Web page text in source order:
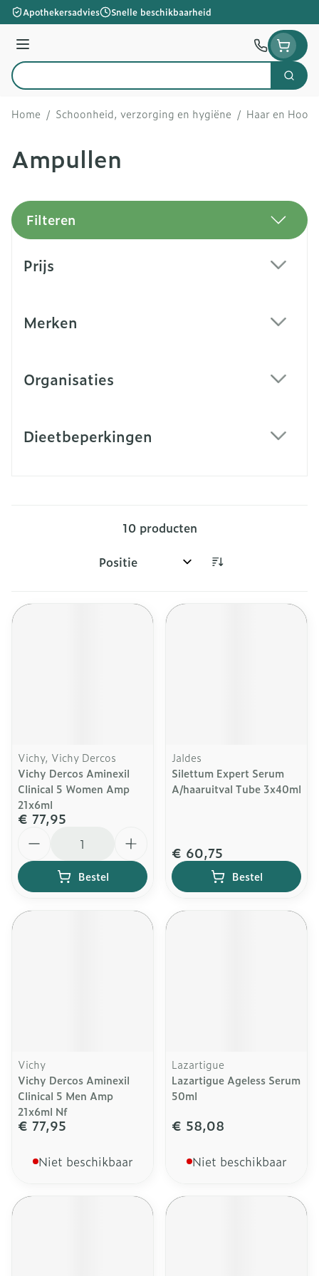
Ga naar de inhoud
Apothekersadvies Snelle beschikbaarheid
Menu
Product, merk, categorie...
Zoek
Home / Schoonheid, verzorging en hygiëne / Haar en Hoofd
Ampullen
Filteren
Prijs
Merken
Organisaties
Dieetbeperkingen
10producten
Sorteer op:
Vichy, Vichy Dercos
Vichy Dercos Aminexil
Clinical 5 Women Amp
21x6ml
€ 77,95
Bestel
Jaldes
Silettum Expert Serum
A/haaruitval Tube 3x40ml
€ 60,75
Bestel
Vichy
Vichy Dercos Aminexil
Clinical 5 Men Amp
21x6ml Nf
€ 77,95
Niet beschikbaar
Lazartigue
Lazartigue Ageless Serum
50ml
€ 58,08
Niet beschikbaar